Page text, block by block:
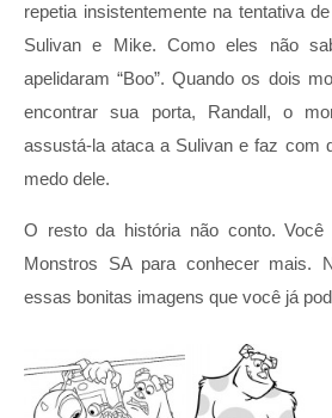
repetia insistentemente na tentativa
Sulivan e Mike. Como eles não
apelidaram “Boo”. Quando os dois
encontrar sua porta, Randall, o
assustá-la ataca a Sulivan e faz com
medo dele.
O resto da história não conto.
Monstros SA para conhecer mais.
essas bonitas imagens que você já